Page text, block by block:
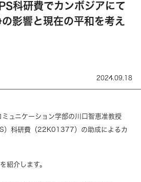
科研費でカンボジアにて
影響と現在の平和を考え
2024.09.18
ュニケーション学部の川口智恵准教授
）科研費（22K01377）の助成によるカ
紹介します。